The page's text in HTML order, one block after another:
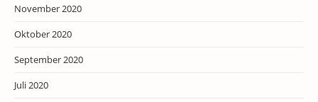
November 2020
Oktober 2020
September 2020
Juli 2020